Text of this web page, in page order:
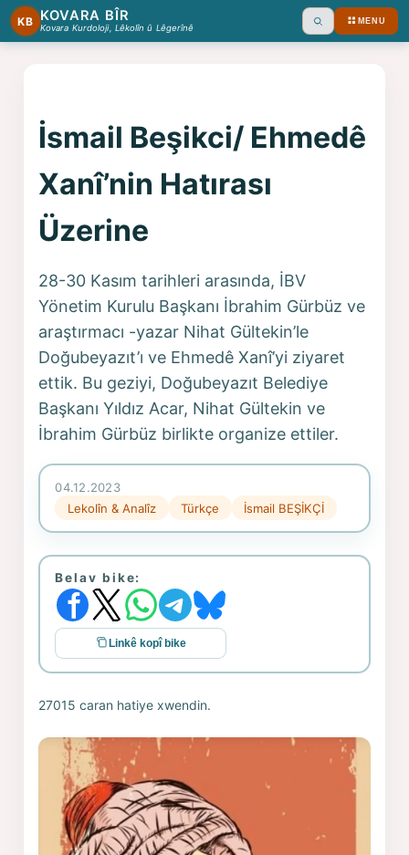
KB KOVARA BÎR
Kovara Kurdoloji, Lêkolîn û Lêgerînê Ara MENU
İsmail Beşikci/ Ehmedê
Xanî’nin Hatırası
Üzerine
28-30 Kasım tarihleri arasında, İBV
Yönetim Kurulu Başkanı İbrahim Gürbüz ve
araştırmacı -yazar Nihat Gültekin’le
Doğubeyazıt’ı ve Ehmedê Xanî’yi ziyaret
ettik. Bu geziyi, Doğubeyazıt Belediye
Başkanı Yıldız Acar, Nihat Gültekin ve
İbrahim Gürbüz birlikte organize ettiler.
04.12.2023
Lekolîn & Analîz
Türkçe İsmail BEŞİKÇİ
Belav bike:
Linkê kopî bike
27015 caran hatiye xwendin.